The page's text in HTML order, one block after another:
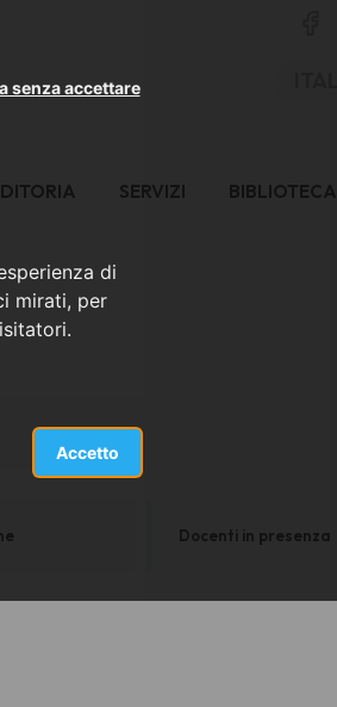
di
mirati, per
Accetto
senza accettare
SERVIZI BIBLIOTECA
Docenti in presenza